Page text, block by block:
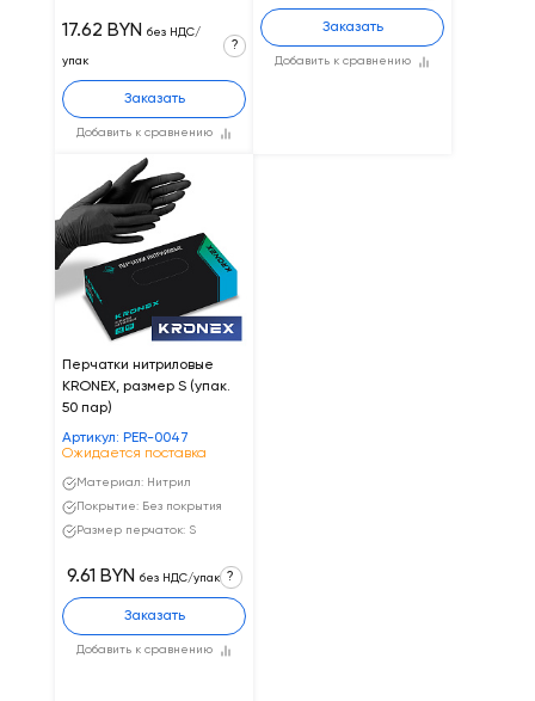
Добавить к сравнению
17.62 BYN без НДС/
упак
?
Заказать
Добавить к сравнению
Заказать
Перчатки нитриловые
KRONEX, размер S (упак.
50 пар)
Артикул: PER-0047
Ожидается поставка
Материал: Нитрил
Покрытие: Без покрытия
Размер перчаток: S
Добавить к сравнению
9.61 BYN без НДС/упак ?
Заказать